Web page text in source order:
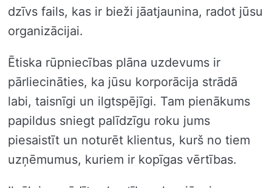
dzīvs fails, kas ir bieži jāatjaunina, radot jūsu
organizācijai.
Ētiska rūpniecības plāna uzdevums ir
pārliecināties, ka jūsu korporācija strādā
labi, taisnīgi un ilgtspējīgi. Tam pienākums
papildus sniegt palīdzīgu roku jums
piesaistīt un noturēt klientus, kurš no tiem
uzņēmumus, kuriem ir kopīgas vērtības.